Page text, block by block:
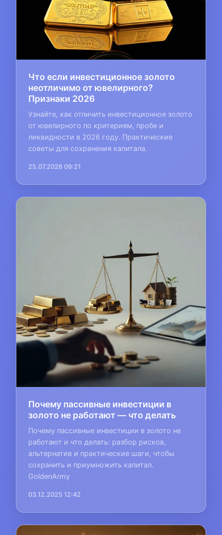
Что если инвестиционное золото
неотличимо от ювелирного?
Признаки 2026
Узнайте, как отличить инвестиционное золото
от ювелирного по критериям, пробе и
ликвидности в 2026 году. Практические
советы для сохранения капитала.
25.07.2026 09:21
Почему пассивные инвестиции в
золото не работают — что делать
Почему пассивные инвестиции в золото не
работают и что делать: разбор рисков,
альтернатив и практические шаги, чтобы
сохранить и приумножить капитал.
GoldenArmy
03.12.2025 12:42